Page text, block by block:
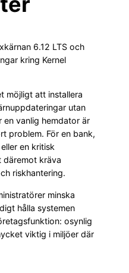
6.12 LTS och
kring Kernel
möjligt att installera
utan
en vanlig hemdator är
problem. För en bank,
en kritisk
däremot kräva
riskhantering.
minska
hålla systemen
osynlig
viktig i miljöer där